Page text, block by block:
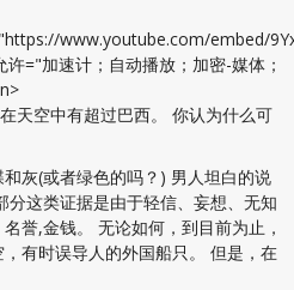
www.youtube.com/embed/
="加速计；自动播放；加密-媒体；
天空中有超过巴西。 你认为什么可
灰(或者绿色的吗？) 男人坦白的说
这类证据是由于轻信、妄想、无知
誉,金钱。 无论如何，到目前为止，
有时误导人的外国船只。 但是，在